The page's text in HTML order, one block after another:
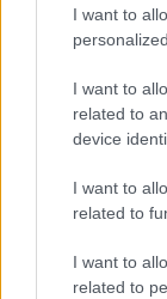
I want to
I want to
related to
device
I want to
related to
I want to
related to
2025
A
Unmute
Újabb hírek